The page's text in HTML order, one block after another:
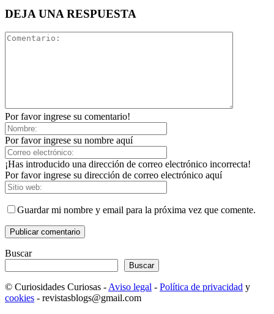
DEJA UNA RESPUESTA
Por favor ingrese su comentario!
Por favor ingrese su nombre aquí
¡Has introducido una dirección de correo electrónico incorrecta!
Por favor ingrese su dirección de correo electrónico aquí
Guardar mi nombre y email para la próxima vez que comente.
Buscar
Buscar
© Curiosidades Curiosas - Aviso legal - Política de privacidad y
cookies - revistasblogs@gmail.com